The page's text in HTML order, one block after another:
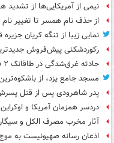
نیمی از آمریکایی‌ها از
از حذف نام همسر تا تغییر
نمایی زیبا از تنگه کریان
رکوردشکنی پیش‌فروش
حادثه غرق‌شدگی در طاقانک ۲ قربانی گرفت
مسجد جامع یزد، از
پدر شاهرودی پس از قتل
دردسر همزمان آمریکا و
آثار مخرب مصرف الکل و سیگار
اذعان رسانه صهیونیست به